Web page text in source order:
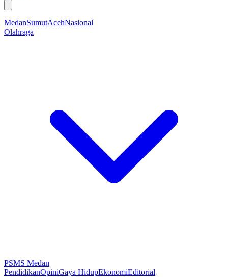
MedanSumutAcehNasional
Olahraga
PSMS Medan
PendidikanOpiniGaya HidupEkonomiEditorial